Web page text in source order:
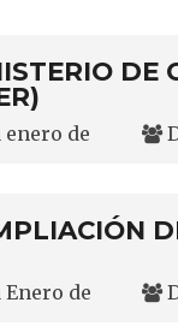
DE
de
de